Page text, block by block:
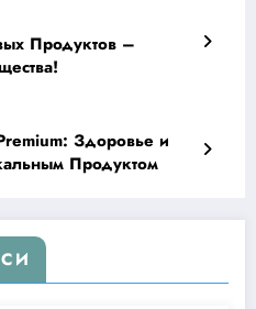
Продуктов –
Здоровье и
Продуктом